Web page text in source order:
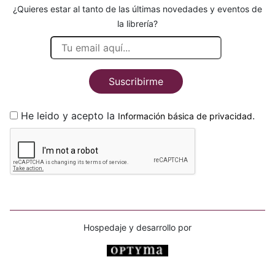
¿Quieres estar al tanto de las últimas novedades y eventos de
la librería?
Suscribirme
He leido y acepto la Información básica de privacidad.
Hospedaje y desarrollo por